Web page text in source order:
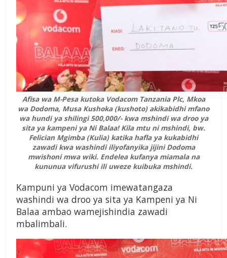
Afisa wa M-Pesa kutoka Vodacom Tanzania Plc, Mkoa
wa Dodoma, Musa Kushoka (kushoto) akikabidhi mfano
wa hundi ya shilingi 500,000/- kwa mshindi wa droo ya
sita ya kampeni ya Ni Balaa! Kila mtu ni mshindi, bw.
Felician Mgimba (Kulia) katika hafla ya kukabidhi
zawadi kwa washindi iliyofanyika jijini Dodoma
mwishoni mwa wiki. Endelea kufanya miamala na
kununua vifurushi ili uweze kuibuka mshindi.
Kampuni ya Vodacom imewatangaza
washindi wa droo ya sita ya Kampeni ya Ni
Balaa ambao wamejishindia zawadi
mbalimbali.